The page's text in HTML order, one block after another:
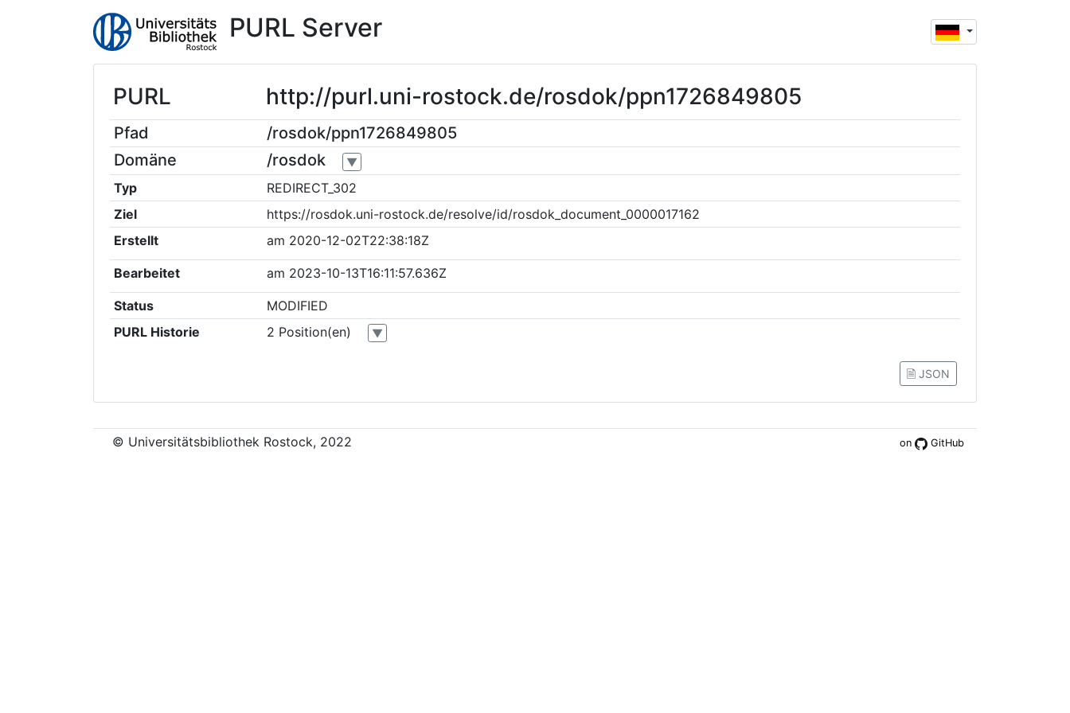
PURL Server
PURL http://purl.uni-rostock.de/rosdok/ppn1726849805
Pfad
/rosdok/ppn1726849805
Domäne
/rosdok ▼
Typ
REDIRECT_302
Ziel
https://rosdok.uni-rostock.de/resolve/id/rosdok_document_0000017162
Erstellt
am 2020-12-02T22:38:18Z
Bearbeitet am 2023-10-13T16:11:57.636Z
Status
MODIFIED
PURL Historie
2 Position(en) ▼
🗎 JSON
on GitHub
© Universitätsbibliothek Rostock, 2022